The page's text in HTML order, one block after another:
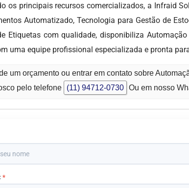
os principais recursos comercializados, a Infraid
Automatizado, Tecnologia para Gestão de
Etiquetas com qualidade, disponibiliza
uma equipe profissional especializada e pronta
um orçamento ou entrar em contato sobre
pelo telefone
(11) 94712-0730 Ou em nosso
*